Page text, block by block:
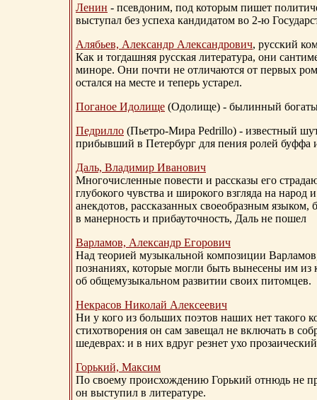
Ленин - псевдоним, под которым пишет
выступал без успеха кандидатом во 2-ю
Алябьев, Александр Александрович, русский
Как и тогдашняя русская литература, они
миноре. Они почти не отличаются от первых
остался на месте и теперь устарел.
Поганое Идолище (Одолище) - былинный
Педрилло (Пьетро-Мира Pedrillo) - известный
прибывший в Петербург для пения ролей буффа
Даль, Владимир Иванович
Многочисленные повести и рассказы его
глубокого чувства и широкого взгляда на
анекдотов, рассказанных своеобразным
в манерность и прибауточность, Даль не пошел
Варламов, Александр Егорович
Над теорией музыкальной композиции
познаниях, которые могли быть вынесены им из
об общемузыкальном развитии своих питомцев.
Некрасов Николай Алексеевич
Ни у кого из больших поэтов наших нет такого
стихотворения он сам завещал не включать в
шедеврах: и в них вдруг резнет ухо
Горький, Максим
По своему происхождению Горький отнюдь не
он выступил в литературе.